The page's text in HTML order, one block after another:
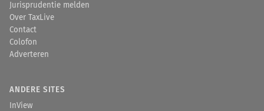
Jurisprudentie melden
Over TaxLive
Contact
Colofon
Adverteren
ANDERE SITES
InView